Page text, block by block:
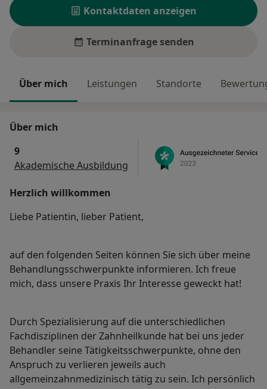
Kontaktdaten anzeigen
Terminanfrage senden
Über mich Leistungen Standorte
Über mich
9
Akademische Ausbildung
Herzlich willkommen
Liebe Patientin, lieber Patient,
auf den folgenden Seiten können Sie sich über meine
Behandlungsschwerpunkte informieren. Ich freue
mich, dass unsere Praxis Ihr Interesse geweckt hat!
Durch Spezialisierung auf die unterschiedlichen
Fachdisziplinen der Zahnheilkunde hat bei uns jeder
Behandler seine Tätigkeitsschwerpunkte, ohne den
Anspruch zu verlieren jeweils auch
allgemeinzahnmedizinisch tätig zu sein. Ich persönlich